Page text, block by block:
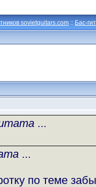
sovietguitars.com :: Бас-
...
...
по теме